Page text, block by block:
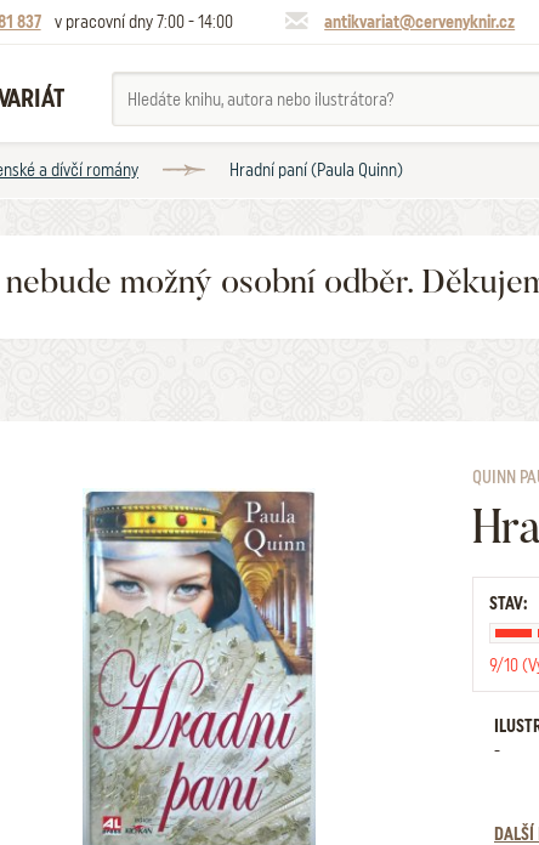
837 v pracovní dny 7:00 - 14:00 antikvariat@cervenyknir.cz
a dívčí romány Hradní paní (Paula Quinn)
možný osobní odběr.
QUINN
STAV:
9/10
-
DALŠÍ